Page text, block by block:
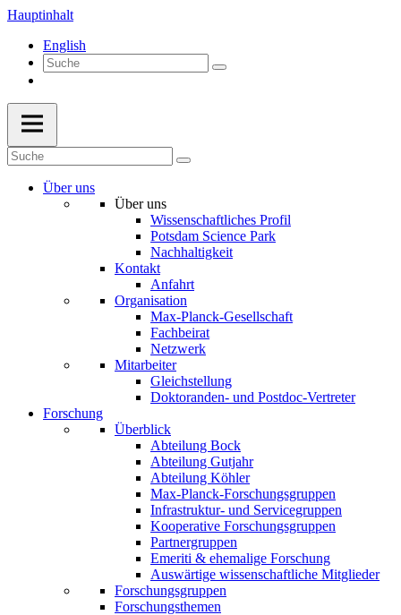
Hauptinhalt
English
Über uns
Über uns
Wissenschaftliches Profil
Potsdam Science Park
Nachhaltigkeit
Kontakt
Anfahrt
Organisation
Max-Planck-Gesellschaft
Fachbeirat
Netzwerk
Mitarbeiter
Gleichstellung
Doktoranden- und Postdoc-Vertreter
Forschung
Überblick
Abteilung Bock
Abteilung Gutjahr
Abteilung Köhler
Max-Planck-Forschungsgruppen
Infrastruktur- und Servicegruppen
Kooperative Forschungsgruppen
Partnergruppen
Emeriti & ehemalige Forschung
Auswärtige wissenschaftliche Mitglieder
Forschungsgruppen
Forschungsthemen